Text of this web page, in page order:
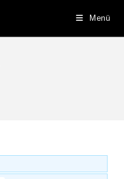
Menü